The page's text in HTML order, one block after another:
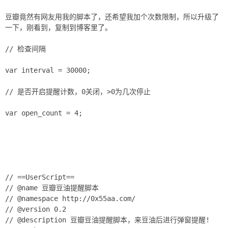
豆瓣竟然有网友用我的脚本了，还希望我加个次数限制，所以升级了
一下，刚看到，复制到博客里了。
// 检查间隔
var interval = 30000;
// 是否开启提醒计数，0关闭，>0为几次停止
var open_count = 4;
// ==UserScript==
// @name 豆瓣豆油提醒脚本
// @namespace http://0x55aa.com/
// @version 0.2
// @description 豆瓣豆油提醒脚本，来豆油后进行弹窗提醒!